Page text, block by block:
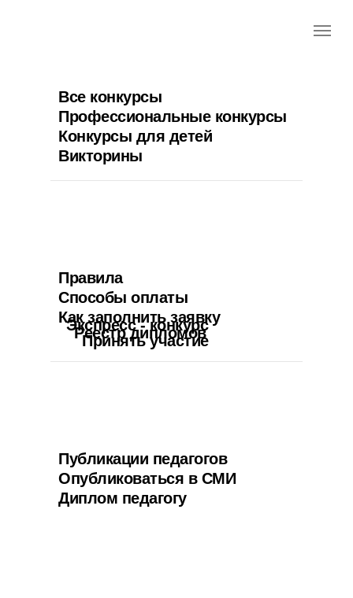
Все конкурсы
Профессиональные конкурсы
Конкурсы для детей
Викторины
Правила
Способы оплаты
Как заполнить заявку
Экспресс - конкурс
Реестр дипломов
Принять участие
Публикации педагогов
Опубликоваться в СМИ
Диплом педагогу